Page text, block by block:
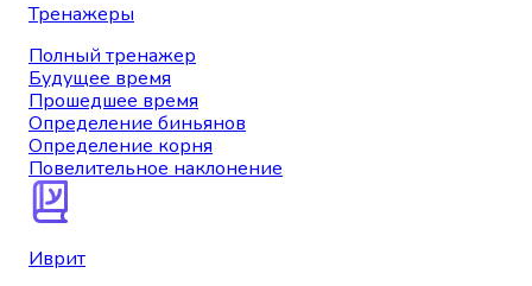
Тренажеры
Полный тренажер
Будущее время
Прошедшее время
Определение биньянов
Определение корня
Повелительное наклонение
Иврит